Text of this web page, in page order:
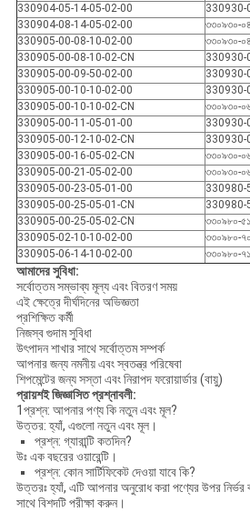
330904-05-14-05-02-00
330930-
330904-08-14-05-02-00
৩৩০৯৩০-
330905-00-08-10-02-00
৩৩০৯৩০-
330905-00-08-10-02-CN
330930-
330905-00-09-50-02-00
330930-
330905-00-10-10-02-00
330930-
330905-00-10-10-02-CN
৩৩০৯৩০-
330905-00-11-05-01-00
330930-
330905-00-12-10-02-CN
330930-
330905-00-16-05-02-CN
৩৩০৯৩০-
330905-00-21-05-02-00
৩৩০৯৩০-
330905-00-23-05-01-00
330980-
330905-00-25-05-01-CN
330980-
330905-00-25-05-02-CN
৩৩০৯৮০-
330905-02-10-10-02-00
৩৩০৯৮০-
330905-06-14-10-02-00
৩৩০৯৮০-
আমাদের সুবিধা:
সর্বোত্তম সম্ভাব্য মূল্য এবং বিতরণ সময়
এই ক্ষেত্রে দীর্ঘদিনের অভিজ্ঞতা
প্রশিক্ষিত কর্মী
নিজস্ব গুদাম সুবিধা
উৎপাদন শাখার সাথে সর্বোত্তম সম্পর্ক
আপনার জন্য নমনীয় এবং স্বতন্ত্র পরিষেবা
শিপমেন্টের জন্য সস্তা এবং নিরাপদ ফরোয়ার্ডার (বায়ু)
প্রায়শই জিজ্ঞাসিত প্রশ্নাবলী:
1প্রশ্ন: আপনার পণ্য কি নতুন এবং মূল?
উত্তর: হ্যাঁ, এগুলো নতুন এবং মূল।
প্রশ্ন: গ্যারান্টি কতদিন?
উঃ এক বছরের ওয়ারেন্টি।
প্রশ্ন: কোন সার্টিফিকেট দেওয়া যাবে কি?
উত্তরঃ হ্যাঁ, এটি আপনার অনুরোধ করা পণ্যের উপর নির্ভর
সাথে বিশদটি পরীক্ষা করুন।